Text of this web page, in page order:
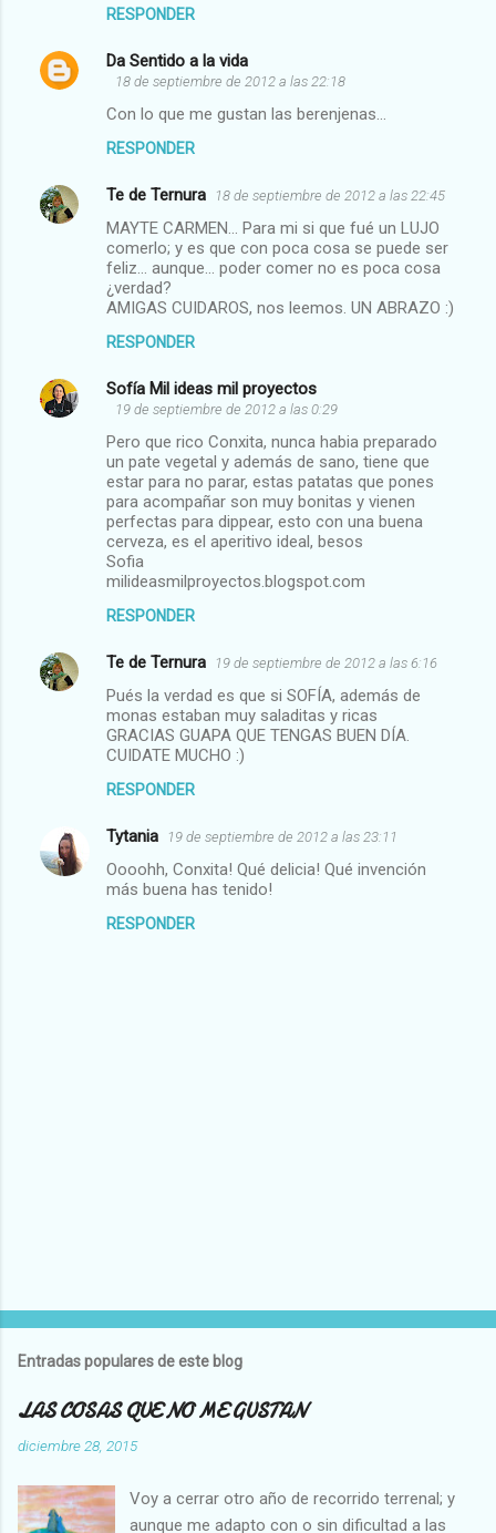
RESPONDER
Da Sentido a la vida
18 de septiembre de 2012 a las 22:18
Con lo que me gustan las berenjenas...
RESPONDER
Te de Ternura 18 de septiembre de 2012 a las 22:45
MAYTE CARMEN... Para mi si que fué un LUJO
comerlo; y es que con poca cosa se puede ser
feliz... aunque... poder comer no es poca cosa
¿verdad?
AMIGAS CUIDAROS, nos leemos. UN ABRAZO :)
RESPONDER
Sofía Mil ideas mil proyectos
19 de septiembre de 2012 a las 0:29
Pero que rico Conxita, nunca habia preparado
un pate vegetal y además de sano, tiene que
estar para no parar, estas patatas que pones
para acompañar son muy bonitas y vienen
perfectas para dippear, esto con una buena
cerveza, es el aperitivo ideal, besos
Sofia
milideasmilproyectos.blogspot.com
RESPONDER
Te de Ternura 19 de septiembre de 2012 a las 6:16
Pués la verdad es que si SOFÍA, además de
monas estaban muy saladitas y ricas
GRACIAS GUAPA QUE TENGAS BUEN DÍA.
CUIDATE MUCHO :)
RESPONDER
Tytania 19 de septiembre de 2012 a las 23:11
Oooohh, Conxita! Qué delicia! Qué invención
más buena has tenido!
RESPONDER
l
c
a
r
n
c
o
Entradas populares de este blog
LAS COSAS QUE NO ME GUSTAN
diciembre 28, 2015
Voy a cerrar otro año de recorrido terrenal; y
aunque me adapto con o sin dificultad a las